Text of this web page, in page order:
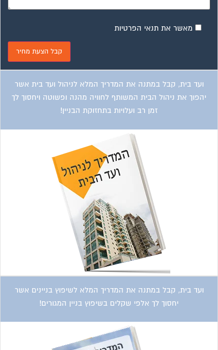
מאשר את תנאי הפרטיות
ועד בית, קבל במתנה את המדריך המלא לניהול ועד בית אשר
יהפוך את ניהול הבית המשותף לחוויה מהנה ופשוטה ויחסוך לך
זמן רב ועלויות בתחזוקת הבניין!
ועד בית, קבל במתנה את המדריך המלא לשיפוץ בניינים אשר
יחסוך לך אלפי שקלים בשיפוץ בניין המגורים!